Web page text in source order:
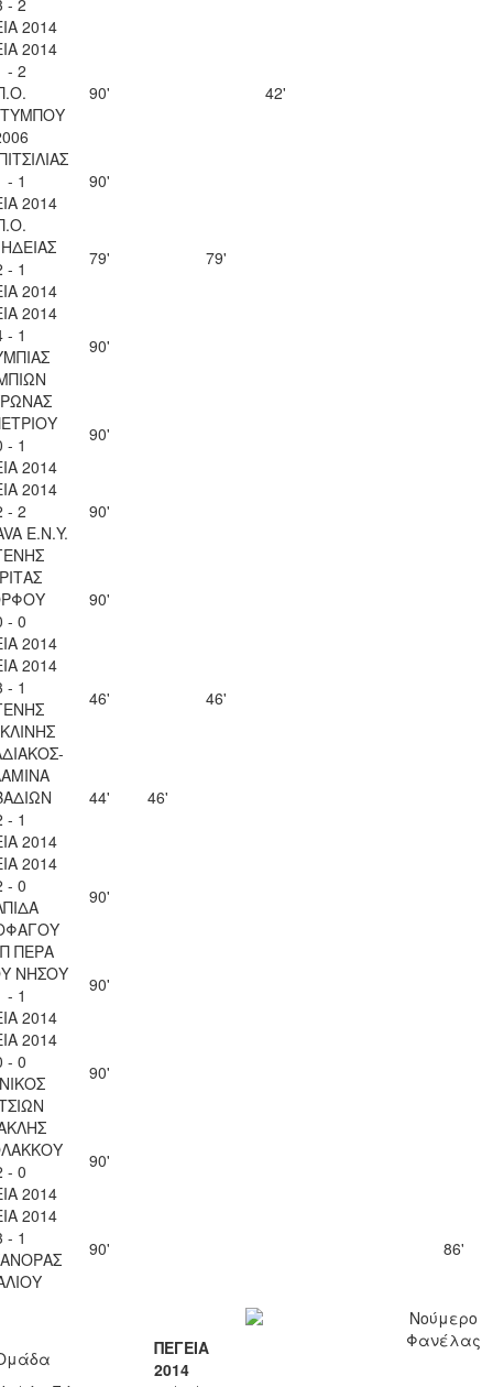
2014
2014
- 2
90' 42'
- 1
2014
90'
- 1
2014
79' 79'
2014
- 1
90'
- 1
2014
90'
2014
- 2
Ε.Ν.Y.
90'
- 0
2014
90'
2014
- 1
46' 46'
- 1
2014
44' 46'
2014
- 0
90'
ΠΕΡΑ
ΝΗΣΟΥ
- 1
2014
90'
2014
- 0
90'
- 0
2014
90'
2014
- 1
90' 86'
ΠΕΓΕΙΑ
2014
Νούμερο
Φανέλας